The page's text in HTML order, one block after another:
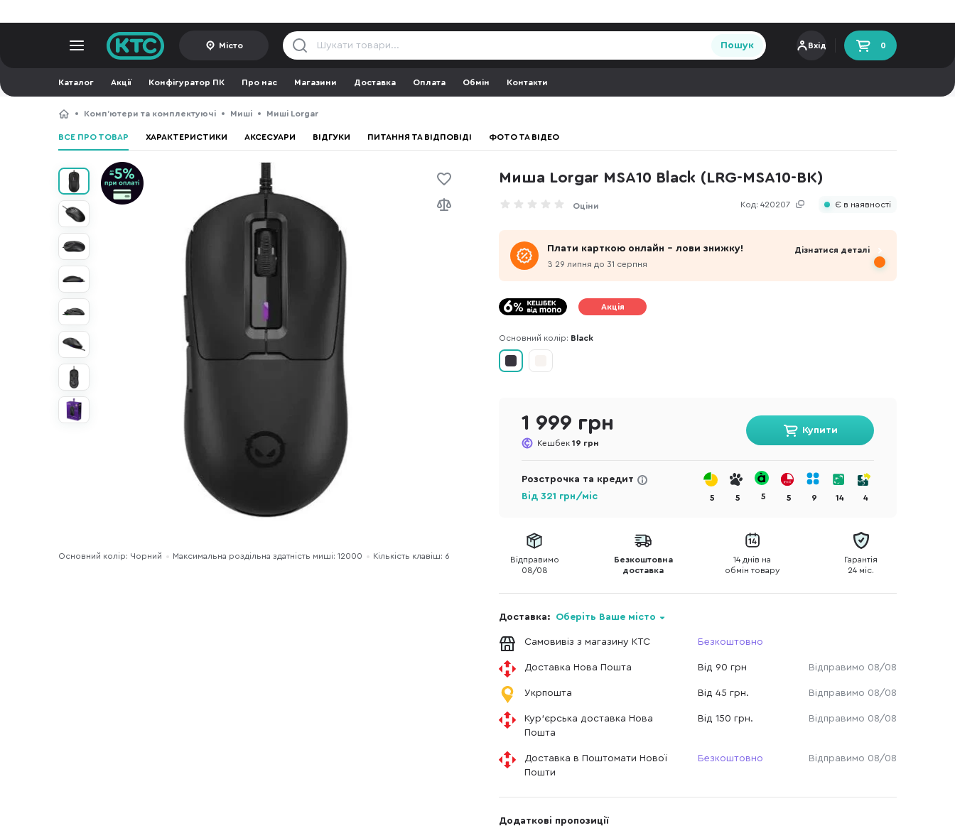
Місто Пошук Вхід 0
Каталог Акції Конфігуратор ПК Про нас Магазини Доставка Оплата Обмін Контакти
Компʼютери та комплектуючі Миші Миші Lorgar
ВСЕ ПРО ТОВАР ХАРАКТЕРИСТИКИ АКСЕСУАРИ ВІДГУКИ ПИТАННЯ ТА ВІДПОВІДІ ФОТО ТА ВІДЕО
Миша Lorgar MSA10 Black (LRG-MSA10-BK)
Код: 420207
Оціни Є в наявності
Основний колір: Чорний Максимальна роздільна здатність миші: 12000 Кількість клавіш: 6
Плати карткою онлайн - лови знижку!
З 29 липня до 31 серпня
Дізнатися деталі
Акція
Основний колір: Black
1 999 грн
Кешбек 19 грн
Купити
Розстрочка та кредит
Від 321 грн/міс 5 5 5 5 9 14 4
Відправимо
08/08
Безкоштовна
доставка
14 днів на
обмін товару
Гарантія
24 міс.
Доставка: Оберіть Ваше місто
Самовивіз з магазину КТС Безкоштовно
Доставка Нова Пошта Від 90 грн Відправимо 08/08
Укрпошта Від 45 грн. Відправимо 08/08
Кур'єрська доставка Нова
Пошта
Від 150 грн. Відправимо 08/08
Доставка в Поштомати Нової
Пошти
Безкоштовно Відправимо 08/08
Додаткові пропозиції